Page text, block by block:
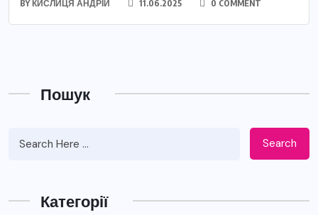
BYКИСЛИЦЯ АНДРІЙ 11.06.2025 0 COMMENT
Пошук
Search
Категорії